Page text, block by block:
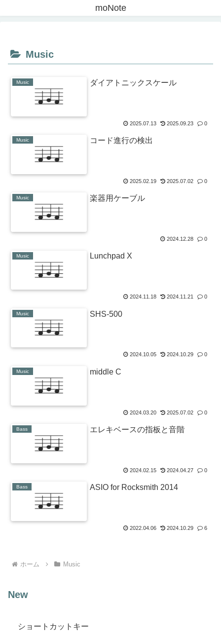
moNote
Music
Music ダイアトニックスケール
2025.07.13 2025.09.23 0
Music コード進行の検出
2025.02.19 2025.07.02 0
Music 楽器用ケーブル
2024.12.28 0
Music Lunchpad X
2024.11.18 2024.11.21 0
Music SHS-500
2024.10.05 2024.10.29 0
Music middle C
2024.03.20 2025.07.02 0
Bass エレキベースの指板と音階
2024.02.15 2024.04.27 0
Bass ASIO for Rocksmith 2014
2022.04.06 2024.10.29 6
ホーム Music
New
ショートカットキー